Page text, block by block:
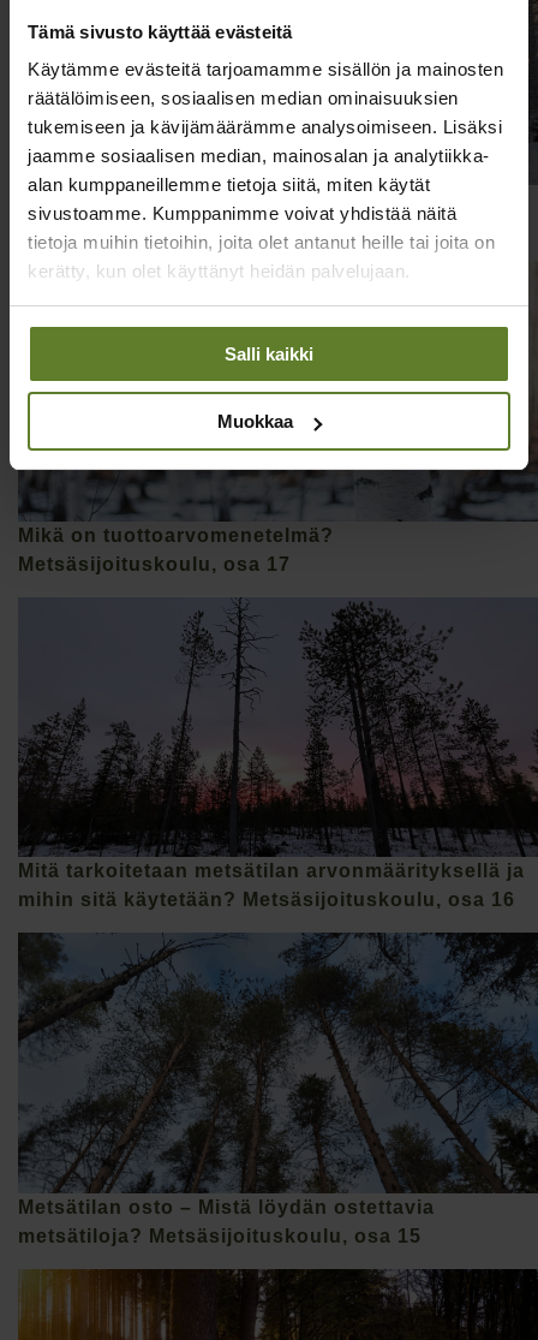
Tämä sivusto käyttää evästeitä
Käytämme evästeitä tarjoamamme sisällön ja mainosten
räätälöimiseen, sosiaalisen median ominaisuuksien
tukemiseen ja kävijämäärämme analysoimiseen. Lisäksi
jaamme sosiaalisen median, mainosalan ja analytiikka-
alan kumppaneillemme tietoja siitä, miten käytät
sivustoamme. Kumppanimme voivat yhdistää näitä
tietoja muihin tietoihin, joita olet antanut heille tai joita on
kerätty, kun olet käyttänyt heidän palvelujaan.
Salli kaikki
Muokkaa
Mikä on summa-arvomenetelmä?
Metsäsijoituskoulu, osa 18
Mikä on tuottoarvomenetelmä?
Metsäsijoituskoulu, osa 17
Mitä tarkoitetaan metsätilan arvonmäärityksellä ja
mihin sitä käytetään? Metsäsijoituskoulu, osa 16
Metsätilan osto – Mistä löydän ostettavia
metsätiloja? Metsäsijoituskoulu, osa 15